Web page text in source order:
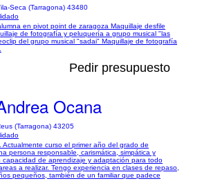
Seca (Tarragona) 43480
en pivot point de zaragoza Maquillaje desfile
de fotografía y peluquería a grupo musical "las
del grupo musical "sadai" Maquillaje de fotografía
Pedir presupuesto
Ocana
(Tarragona) 43205
Actualmente curso el primer año del grado de
persona responsable, carismática, simpática y
de aprendizaje y adaptación para todo
a realizar. Tengo experiencia en clases de repaso,
pequeños, también de un familiar que padece